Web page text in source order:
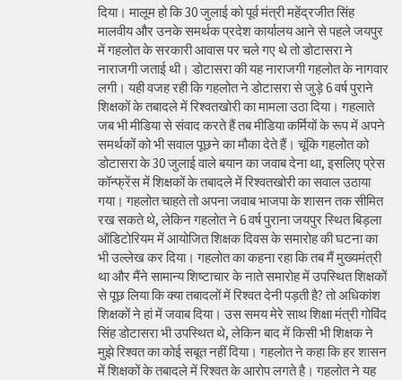
दिया। मालूम हो कि 30 जुलाई को पूर्व मंत्री महेंद्रजीत सिंह
मालवीय और उनके समर्थक प्रदेश कार्यालय आने से पहले जयपुर
में गहलोत के सरकारी आवास पर चले गए थे तो डोटासरा ने
नाराजगी जताई थी। डोटासरा की यह नाराजगी गहलोत के नागवार
लगी। यही वजह रही कि गहलोत ने डोटासरा से जुड़े 6 वर्ष पुराने
शिक्षकों के तबादले में रिश्वतखोरी का मामला उठा दिया। गहलाते
जब भी मीडिया से संवाद करते हैं तब मीडिया कर्मियों के रूप में अपने
समर्थकों को भी सवाल पूछने का मौका देते हैं। चूंकि गहलोत को
डोटासरा के 30 जुलाई वाले बयान का जवाब देना था, इसलिए प्रेस
कॉन्फ्रेंस में शिक्षकों के तबादले में रिश्वतखोरी का सवाल उठाया
गया। गहलोत चाहते तो अपना जवाब भाजपा के शासन तक सीमित
रख सकते थे, लेकिन गहलोत ने 6 वर्ष पुराना जयपुर स्थित बिड़ला
ऑडिटोरियम में आयोजित शिक्षक दिवस के समारोह की घटना का
भी उल्लेख कर दिया। गहलोत का कहना रहा कि तब मैं मुख्यमंत्री
था और मैंने सामान्य शिष्टाचार के नाते समारोह में उपस्थित शिक्षकों
से पूछ लिया कि क्या तबादलों में रिश्वत देनी पड़ती है? तो अधिकांश
शिक्षकों ने हां में जवाब दिया। उस समय मेरे साथ शिक्षा मंत्री गोविंद
सिंह डोटासरा भी उपस्थित थे, लेकिन बाद में किसी भी शिक्षक ने
मुझे रिश्वत का कोई सबूत नहीं दिया। गहलोत ने कहा कि हर शासन
में शिक्षकों के तबादले में रिश्वत के आरोप लगते है। गहलोत ने यह